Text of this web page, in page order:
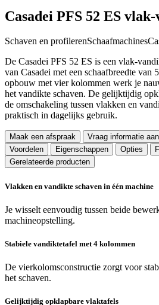
Casadei PFS 52 ES
Schaven en profilerenSchaafmachines
De Casadei PFS 52 ES is een vlak-
van Casadei met een schaafbreedte van
opbouw met vier kolommen werk je
het vandikte schaven. De gelijktijdig
de omschakeling tussen vlakken en
praktisch in dagelijks gebruik.
Maak een afspraak
Vraag informatie aan
Voordelen
Eigenschappen Opties
Gerelateerde producten
Vlakken en vandikte schaven in één machine
Je wisselt eenvoudig tussen beide
machineopstelling.
Stabiele vandiktetafel met 4 kolommen
De vierkolomsconstructie zorgt voor
het schaven.
Gelijktijdig opklapbare vlaktafels